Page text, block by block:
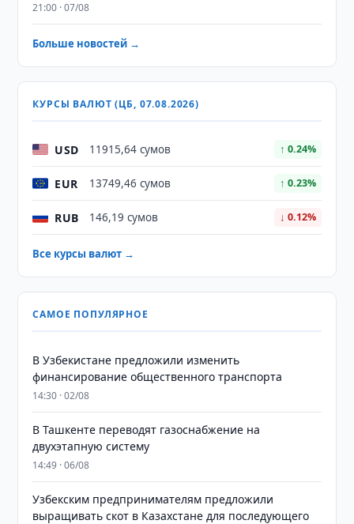
21:00 · 07/08
Больше новостей →
КУРСЫ ВАЛЮТ (ЦБ, 07.08.2026)
USD 11915,64 сумов ↑ 0.24%
EUR 13749,46 сумов ↑ 0.23%
RUB 146,19 сумов ↓ 0.12%
Все курсы валют →
САМОЕ ПОПУЛЯРНОЕ
В Узбекистане предложили изменить
финансирование общественного транспорта
14:30 · 02/08
В Ташкенте переводят газоснабжение на
двухэтапную систему
14:49 · 06/08
Узбекским предпринимателям предложили
выращивать скот в Казахстане для последующего